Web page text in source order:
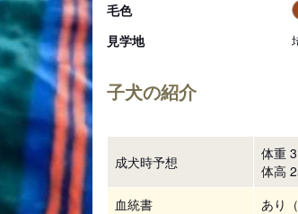
毛色
見学地
子犬の紹介
成犬時予想
体重
体高
血統書
あり（